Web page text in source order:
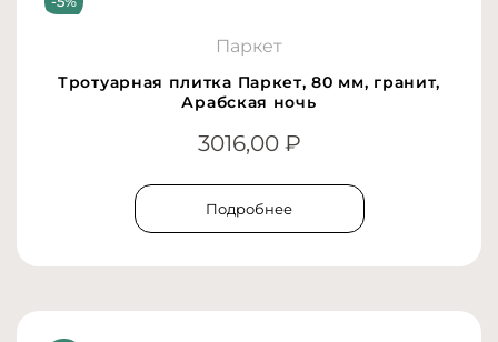
Паркет
Тротуарная плитка Паркет, 80 мм, гранит,
Арабская ночь
3016,00 ₽
Подробнее